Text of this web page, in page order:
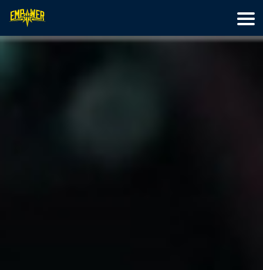
首頁
籃球訓練
特色營隊
最新文章
線上教學
關於我們
會員專區